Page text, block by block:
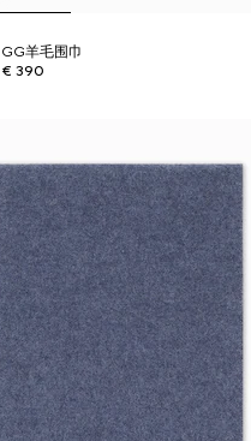
GG羊毛围巾
€ 390